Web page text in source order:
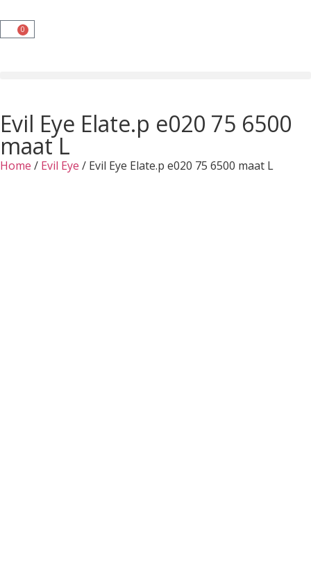
0
Evil Eye Elate.p e020 75 6500
maat L
Home / Evil Eye / Evil Eye Elate.p e020 75 6500 maat L